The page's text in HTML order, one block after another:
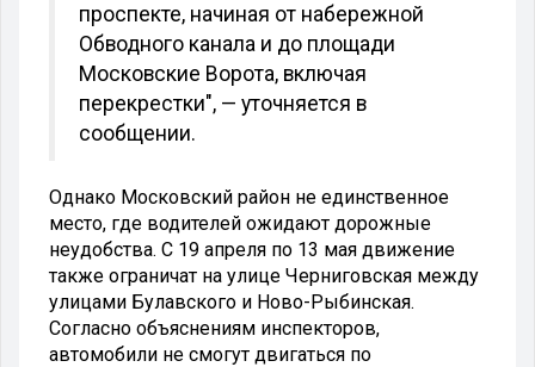
проспекте, начиная от набережной
Обводного канала и до площади
Московские Ворота, включая
перекрестки", — уточняется в
сообщении.
Однако Московский район не единственное
место, где водителей ожидают дорожные
неудобства. С 19 апреля по 13 мая движение
также ограничат на улице Черниговская между
улицами Булавского и Ново-Рыбинская.
Согласно объяснениям инспекторов,
автомобили не смогут двигаться по